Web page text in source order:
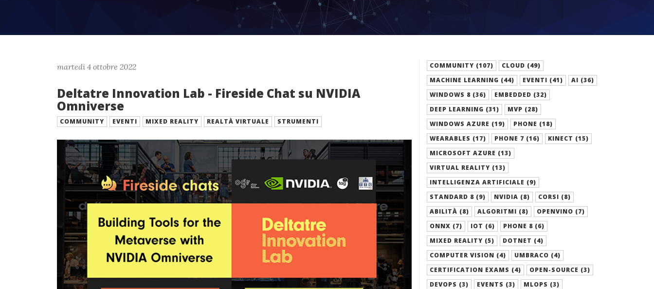
martedì 4 ottobre 2022
Deltatre Innovation Lab - Fireside Chat su NVIDIA
Omniverse
COMMUNITY EVENTI MIXED REALITY REALTÀ VIRTUALE STRUMENTI
COMMUNITY (107)
CLOUD (49)
MACHINE LEARNING (44)
EVENTI (41)
AI (36)
WINDOWS 8 (36)
EMBEDDED (32)
DEEP LEARNING (31)
MVP (28)
WINDOWS AZURE (19)
PHONE (18)
WEARABLES (17)
PHONE 7 (16)
KINECT (15)
MICROSOFT AZURE (13)
VIRTUAL REALITY (13)
INTELLIGENZA ARTIFICIALE (9)
STANDARD 8 (9)
NVIDIA (8)
CORSI (8)
ABILITÀ (8)
ALGORITMI (8)
OPENVINO (7)
ONNX (7)
IOT (6)
PHONE 8 (6)
MIXED REALITY (5)
DOTNET (4)
COMPUTER VISION (4)
UMBRACO (4)
CERTIFICATION EXAMS (4)
OPEN-SOURCE (3)
DEVOPS (3)
EVENTS (3)
MLOPS (3)